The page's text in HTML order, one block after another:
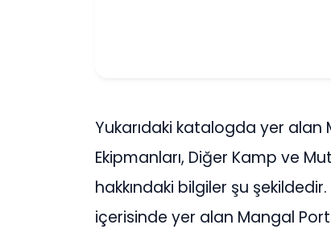
Yukarıdaki katalogda yer alan
Ekipmanları, Diğer Kamp ve
hakkındaki bilgiler şu şekildedir.
içerisinde yer alan Mangal